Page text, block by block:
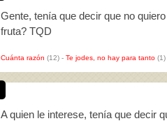
Gente, tenía que decir que no
fruta? TQD
Cuánta razón (12) - Te jodes, no hay para tanto (1)
A quien le interese, tenía que decir